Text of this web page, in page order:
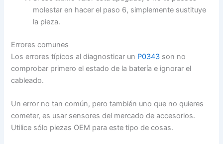
molestar en hacer el paso 6, simplemente sustituye
la pieza.
Errores comunes
Los errores típicos al diagnosticar un P0343 son no
comprobar primero el estado de la batería e ignorar el
cableado.
Un error no tan común, pero también uno que no quieres
cometer, es usar sensores del mercado de accesorios.
Utilice sólo piezas OEM para este tipo de cosas.